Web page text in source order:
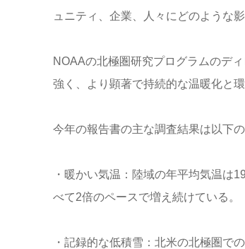
ュニティ、企業、人々にどのような
NOAAの北極圏研究プログラムのデ
強く、より顕著で持続的な温暖化と
今年の報告書の主な調査結果は以下の
・暖かい気温：陸域の年平均気温は
べて2倍のペースで増え続けている。
・記録的な低積雪：北米の北極圏で